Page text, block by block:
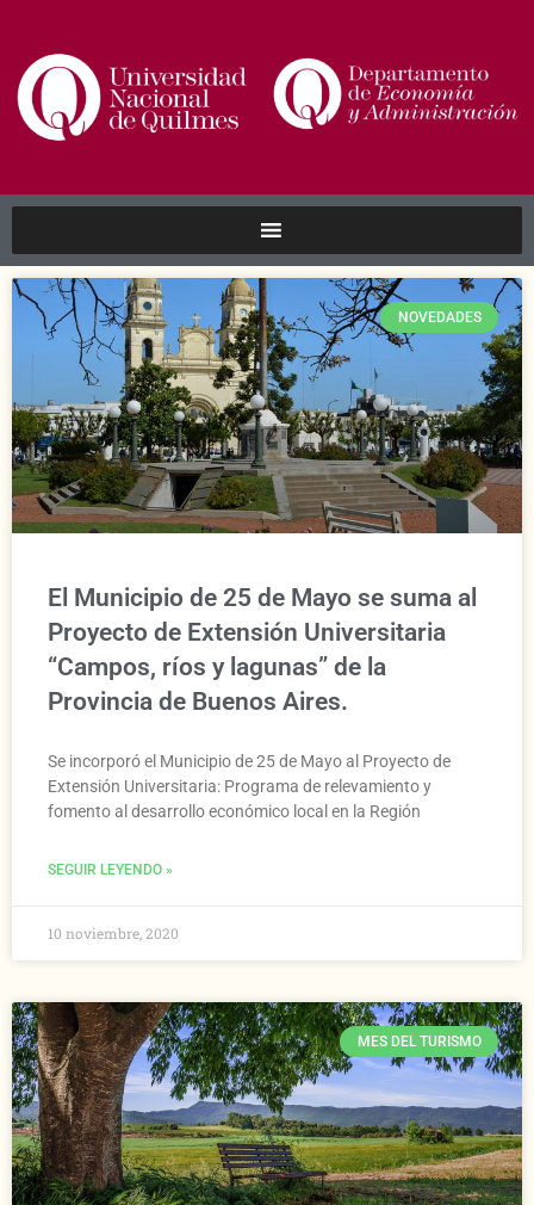
NOVEDADES
El Municipio de 25 de Mayo se suma al
Proyecto de Extensión Universitaria
“Campos, ríos y lagunas” de la
Provincia de Buenos Aires.
Se incorporó el Municipio de 25 de Mayo al Proyecto de
Extensión Universitaria: Programa de relevamiento y
fomento al desarrollo económico local en la Región
SEGUIR LEYENDO »
10 noviembre, 2020
MES DEL TURISMO